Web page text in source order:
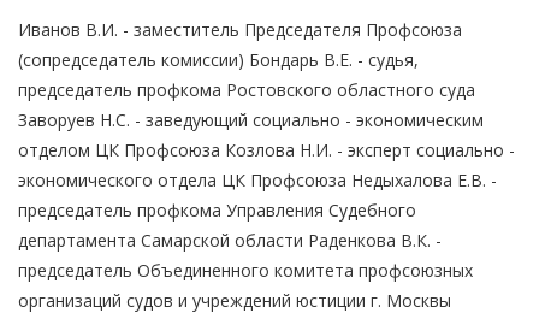
Иванов В.И. - заместитель Председателя Профсоюза
(сопредседатель комиссии) Бондарь В.Е. - судья,
председатель профкома Ростовского областного суда
Заворуев Н.С. - заведующий социально - экономическим
отделом ЦК Профсоюза Козлова Н.И. - эксперт социально -
экономического отдела ЦК Профсоюза Недыхалова Е.В. -
председатель профкома Управления Судебного
департамента Самарской области Раденкова В.К. -
председатель Объединенного комитета профсоюзных
организаций судов и учреждений юстиции г. Москвы